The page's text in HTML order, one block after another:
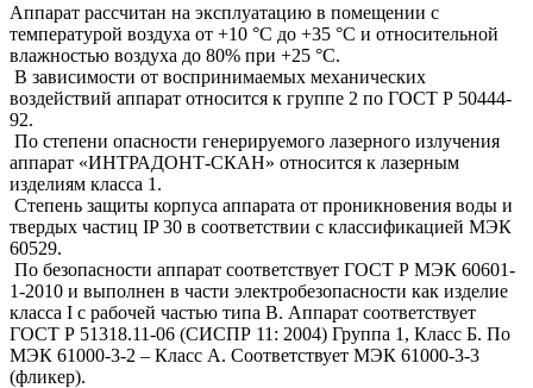
Аппарат рассчитан на эксплуатацию в помещении с
температурой воздуха от +10 °С до +35 °С и относительной
влажностью воздуха до 80% при +25 °С.
В зависимости от воспринимаемых механических
воздействий аппарат относится к группе 2 по ГОСТ Р 50444-
92.
По степени опасности генерируемого лазерного излучения
аппарат «ИНТРАДОНТ-СКАН» относится к лазерным
изделиям класса 1.
Степень защиты корпуса аппарата от проникновения воды и
твердых частиц IP 30 в соответствии с классификацией МЭК
60529.
По безопасности аппарат соответствует ГОСТ Р МЭК 60601-
1-2010 и выполнен в части электробезопасности как изделие
класса I с рабочей частью типа В. Аппарат соответствует
ГОСТ Р 51318.11-06 (СИСПР 11: 2004) Группа 1, Класс Б. По
МЭК 61000-3-2 – Класс А. Соответствует МЭК 61000-3-3
(фликер).